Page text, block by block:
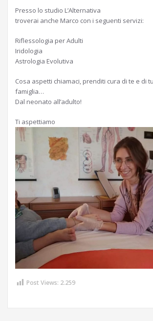
Presso lo studio L’Alternativa
troverai anche Marco con i seguenti servizi:
Riflessologia per Adulti
Iridologia
Astrologia Evolutiva
Cosa aspetti chiamaci, prenditi cura di te e di
famiglia…
Dal neonato all’adulto!
Ti aspettiamo
Post Views: 2.259